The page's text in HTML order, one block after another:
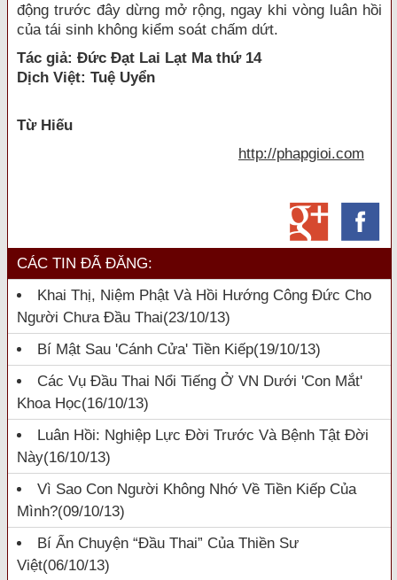
động trước đây dừng mở rộng, ngay khi vòng luân hồi
của tái sinh không kiểm soát chấm dứt.
Tác giả: Đức Đạt Lai Lạt Ma thứ 14
Dịch Việt: Tuệ Uyển
Từ Hiếu
http://phapgioi.com
CÁC TIN ĐÃ ĐĂNG:
Khai Thị, Niệm Phật Và Hồi Hướng Công Đức Cho
Người Chưa Đầu Thai(23/10/13)
Bí Mật Sau 'cánh Cửa' Tiền Kiếp(19/10/13)
Các Vụ Đầu Thai Nổi Tiếng Ở VN Dưới 'con Mắt'
Khoa Học(16/10/13)
Luân Hồi: Nghiệp Lực Đời Trước Và Bệnh Tật Đời
Này(16/10/13)
Vì Sao Con Người Không Nhớ Về Tiền Kiếp Của
Mình?(09/10/13)
Bí Ẩn Chuyện “đầu Thai” Của Thiền Sư
Việt(06/10/13)